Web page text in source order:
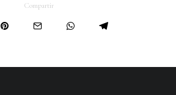
Compartir